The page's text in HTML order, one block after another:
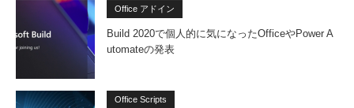
Office アドイン
Build 2020で個人的に気になったOfficeやPower A
utomateの発表
Office Scripts